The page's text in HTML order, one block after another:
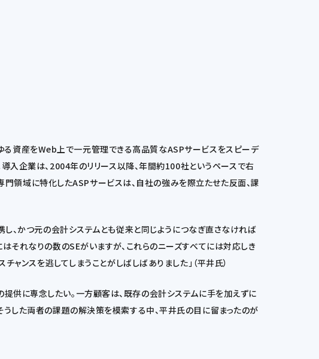
る資産をWeb上で一元管理できる高品質なASPサービスをスピーデ
入企業は、2004年のリリース以降、年間約100社というペースで右
領域に特化したASPサービスは、自社の強みを際立たせた反面、課
、かつ元の会計システムとも従来と同じようにつなぎ直さなければ
それなりの数のSEがいますが、これらのニーズすべてには対応しき
ンスを逃してしまうことがしばしばありました」（平井氏）
供に専念したい。一方顧客は、既存の会計システムに手を加えずに
した両者の課題の解決策を模索する中、平井氏の目に留まったのが